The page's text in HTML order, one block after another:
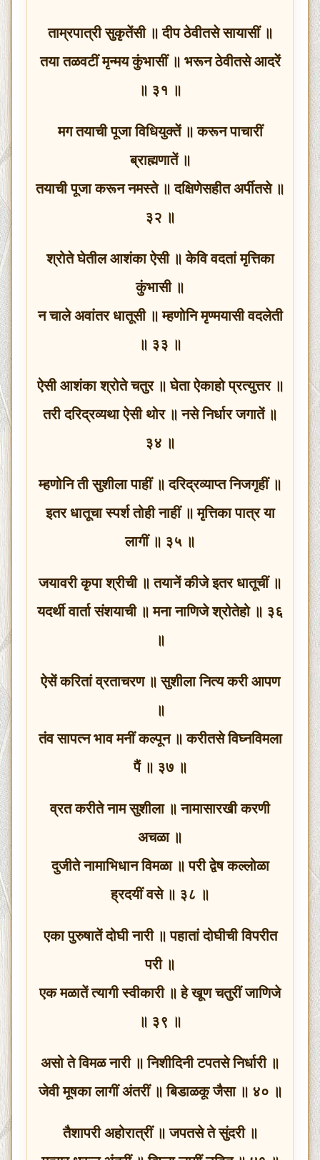
ताम्रपात्री सुकृतेंसी ॥ दीप ठेवीतसे सायासीं ॥
तया तळवटीं मृन्मय कुंभासीं ॥ भरून ठेवीतसे आदरें
॥ ३१ ॥
मग तयाची पूजा विधियुक्तें ॥ करून पाचारीं
ब्राह्मणातें ॥
तयाची पूजा करून नमस्ते ॥ दक्षिणेसहीत अर्पीतसे ॥
३२ ॥
श्रोते घेतील आशंका ऐसी ॥ केवि वदतां मृत्तिका
कुंभासी ॥
न चाले अवांतर धातूसी ॥ म्हणोनि मृण्मयासी वदलेती
॥ ३३ ॥
ऐसी आशंका श्रोते चतुर ॥ घेता ऐकाहो प्रत्युत्तर ॥
तरी दरिद्रव्यथा ऐसी थोर ॥ नसे निर्धार जगातें ॥
३४ ॥
म्हणोनि ती सुशीला पाहीं ॥ दरिद्रव्याप्त निजगृहीं ॥
इतर धातूचा स्पर्श तोही नाहीं ॥ मृत्तिका पात्र या
लागीं ॥ ३५ ॥
जयावरी कृपा श्रीची ॥ तयानें कीजे इतर धातूचीं ॥
यदर्थी वार्ता संशयाची ॥ मना नाणिजे श्रोतेहो ॥ ३६
॥
ऐसें करितां व्रताचरण ॥ सुशीला नित्य करी आपण
॥
तंव सापत्‍न भाव मनीं कल्पून ॥ करीतसे विघ्नविमला
पैं ॥ ३७ ॥
व्रत करीते नाम सुशीला ॥ नामासारखी करणी
अचळा ॥
दुजीते नामाभिधान विमळा ॥ परी द्वेष कल्लोळा
ह्रदयीं वसे ॥ ३८ ॥
एका पुरुषातें दोघी नारी ॥ पहातां दोघीची विपरीत
परी ॥
एक मळातें त्यागी स्वीकारी ॥ हे खूण चतुरीं जाणिजे
॥ ३९ ॥
असो ते विमळ नारी ॥ निशीदिनी टपतसे निर्धारी ॥
जेवी मूषका लागीं अंतरीं ॥ बिडाळकू जैसा ॥ ४० ॥
तैशापरी अहोरात्रीं ॥ जपतसे ते सुंदरी ॥